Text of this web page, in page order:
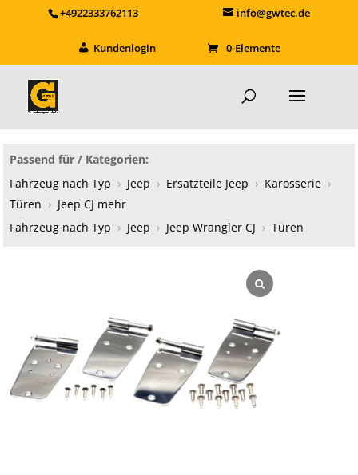
+4922333762113 info@gwtec.de
Kundenlogin 0-Elemente
Passend für / Kategorien:
Fahrzeug nach Typ › Jeep › Ersatzteile Jeep › Karosserie ›
Türen › Jeep CJ mehr
Fahrzeug nach Typ › Jeep › Jeep Wrangler CJ › Türen